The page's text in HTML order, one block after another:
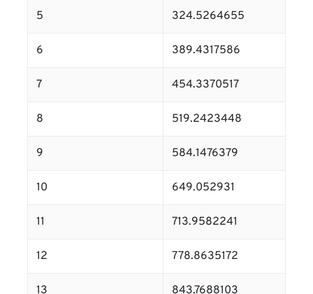
5 324.5264655
6 389.4317586
7 454.3370517
8 519.2423448
9 584.1476379
10 649.052931
11 713.9582241
12 778.8635172
13 843.7688103